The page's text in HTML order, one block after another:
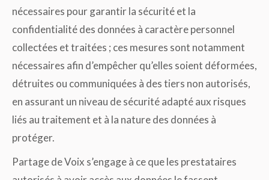
nécessaires pour garantir la sécurité et la
confidentialité des données à caractère personnel
collectées et traitées ; ces mesures sont notamment
nécessaires afin d’empêcher qu’elles soient déformées,
détruites ou communiquées à des tiers non autorisés,
en assurant un niveau de sécurité adapté aux risques
liés au traitement et à la nature des données à
protéger.
Partage de Voix s’engage à ce que les prestataires